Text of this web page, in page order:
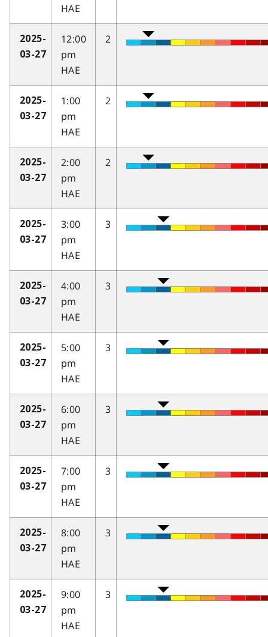
HAE
2025-
03-27
12:00
pm
HAE
2
2025-
03-27
1:00
pm
HAE
2
2025-
03-27
2:00
pm
HAE
2
2025-
03-27
3:00
pm
HAE
3
2025-
03-27
4:00
pm
HAE
3
2025-
03-27
5:00
pm
HAE
3
2025-
03-27
6:00
pm
HAE
3
2025-
03-27
7:00
pm
HAE
3
2025-
03-27
8:00
pm
HAE
3
2025-
03-27
9:00
pm
HAE
3